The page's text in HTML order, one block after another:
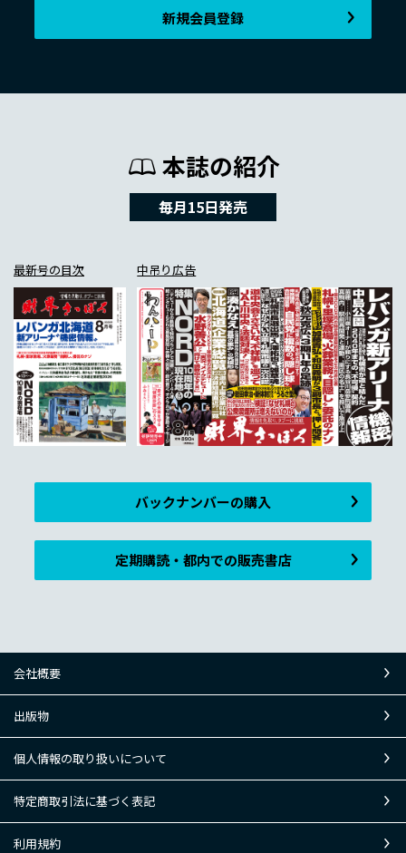
新規会員登録
本誌の紹介
毎月15日発売
最新号の目次 中吊り広告
バックナンバーの購入
定期購読・都内での販売書店
会社概要
出版物
個人情報の取り扱いについて
特定商取引法に基づく表記
利用規約